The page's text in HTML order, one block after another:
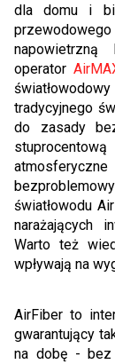
dla domu i
napowietrzną
operator
tradycyjnego
do zasady
światłowodu
narażających
Warto też
wpływają na
AirFiber to
gwarantujący
na dobę - bez